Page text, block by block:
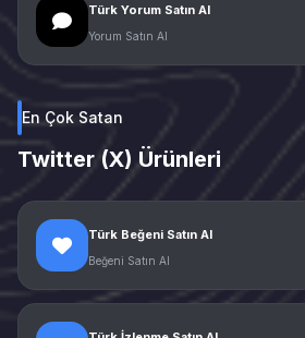
Türk Yorum Satın Al
Yorum Satın Al
En Çok Satan
Twitter (X) Ürünleri
Türk Beğeni Satın Al
Beğeni Satın Al